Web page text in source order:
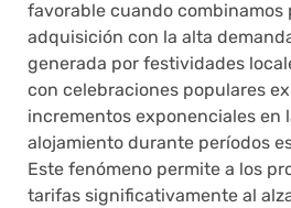
favorable cuando combinamos
adquisición con la alta
generada por festividades
con celebraciones populares
incrementos exponenciales en
alojamiento durante períodos
Este fenómeno permite a los
tarifas significativamente al